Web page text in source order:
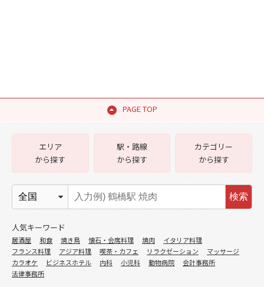
PAGE TOP
エリア
から探す
駅・路線
から探す
カテゴリー
から探す
検索
人気キーワード
居酒屋 和食 焼き鳥 懐石・会席料理 焼肉
イタリア料理
フランス料理
アジア料理 喫茶・カフェ リラクゼーション
マッサージ
カラオケ
ビジネスホテル 内科 小児科 動物病院
会計事務所
法律事務所